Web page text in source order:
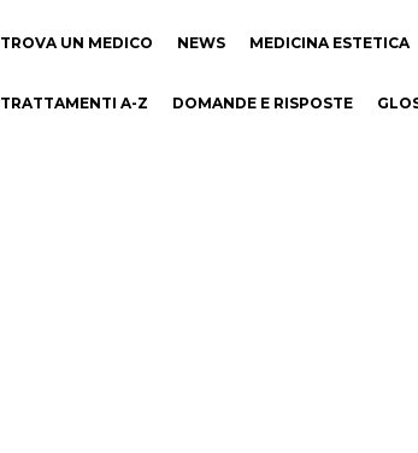
TROVA UN MEDICO NEWS MEDICINA ESTETICA
TRATTAMENTI A-Z DOMANDE E RISPOSTE